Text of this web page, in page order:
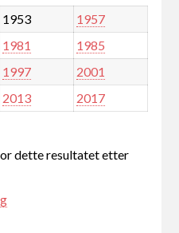
1953
1957
1981
1985
1997
2001
2013 2017
dette resultatet etter